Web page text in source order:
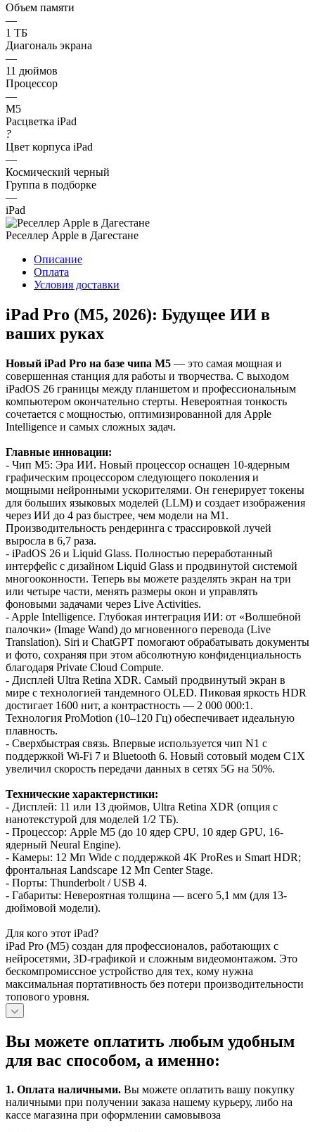
Объем памяти
—
1 ТБ
Диагональ экрана
—
11 дюймов
Процессор
—
M5
Расцветка iPad
?
Цвет корпуса iPad
—
Космический черный
Группа в подборке
—
iPad
Реселлер Apple в Дагестане
Описание
Оплата
Условия доставки
iPad Pro (M5, 2026): Будущее ИИ в
ваших руках
Новый iPad Pro на базе чипа M5 — это самая мощная и
совершенная станция для работы и творчества. С выходом
iPadOS 26 границы между планшетом и профессиональным
компьютером окончательно стерты. Невероятная тонкость
сочетается с мощностью, оптимизированной для Apple
Intelligence и самых сложных задач.
Главные инновации:
- Чип M5: Эра ИИ. Новый процессор оснащен 10-ядерным
графическим процессором следующего поколения и
мощными нейронными ускорителями. Он генерирует токены
для больших языковых моделей (LLM) и создает изображения
через ИИ до 4 раз быстрее, чем модели на M1.
Производительность рендеринга с трассировкой лучей
выросла в 6,7 раза.
- iPadOS 26 и Liquid Glass. Полностью переработанный
интерфейс с дизайном Liquid Glass и продвинутой системой
многооконности. Теперь вы можете разделять экран на три
или четыре части, менять размеры окон и управлять
фоновыми задачами через Live Activities.
- Apple Intelligence. Глубокая интеграция ИИ: от «Волшебной
палочки» (Image Wand) до мгновенного перевода (Live
Translation). Siri и ChatGPT помогают обрабатывать документы
и фото, сохраняя при этом абсолютную конфиденциальность
благодаря Private Cloud Compute.
- Дисплей Ultra Retina XDR. Самый продвинутый экран в
мире с технологией тандемного OLED. Пиковая яркость HDR
достигает 1600 нит, а контрастность — 2 000 000:1.
Технология ProMotion (10–120 Гц) обеспечивает идеальную
плавность.
- Сверхбыстрая связь. Впервые используется чип N1 с
поддержкой Wi-Fi 7 и Bluetooth 6. Новый сотовый модем C1X
увеличил скорость передачи данных в сетях 5G на 50%.
Технические характеристики:
- Дисплей: 11 или 13 дюймов, Ultra Retina XDR (опция с
нанотекстурой для моделей 1/2 ТБ).
- Процессор: Apple M5 (до 10 ядер CPU, 10 ядер GPU, 16-
ядерный Neural Engine).
- Камеры: 12 Мп Wide с поддержкой 4K ProRes и Smart HDR;
фронтальная Landscape 12 Мп Center Stage.
- Порты: Thunderbolt / USB 4.
- Габариты: Невероятная толщина — всего 5,1 мм (для 13-
дюймовой модели).
Для кого этот iPad?
iPad Pro (M5) создан для профессионалов, работающих с
нейросетями, 3D-графикой и сложным видеомонтажом. Это
бескомпромиссное устройство для тех, кому нужна
максимальная портативность без потери производительности
топового уровня.
Вы можете оплатить любым удобным
для вас способом, а именно:
1. Оплата наличными. Вы можете оплатить вашу покупку
наличными при получении заказа нашему курьеру, либо на
кассе магазина при оформлении самовывоза